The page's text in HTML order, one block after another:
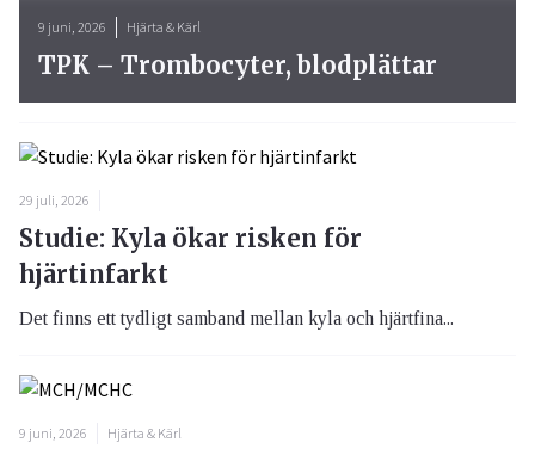
29 juli, 2026
Studie: Kyla ökar risken för
hjärtinfarkt
Det finns ett tydligt samband mellan kyla och hjärtfina...
9 juni, 2026 Hjärta & Kärl
9 juni, 2026 Hjärta & Kärl
TPK – Trombocyter, blodplättar